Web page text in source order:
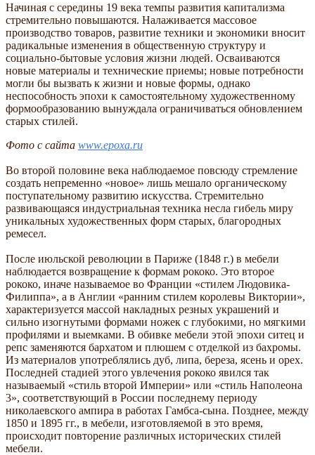
Начиная с середины 19 века темпы развития капитализма
стремительно повышаются. Налаживается массовое
производство товаров, развитие техники и экономики вносит
радикальные изменения в общественную структуру и
социально-бытовые условия жизни людей. Осваиваются
новые материалы и технические приемы; новые потребности
могли бы вызвать к жизни и новые формы, однако
неспособность эпохи к самостоятельному художественному
формообразованию вынуждала ограничиваться обновлением
старых стилей.
Фото с сайта www.epoxa.ru
Во второй половине века наблюдаемое повсюду стремление
создать непременно «новое» лишь мешало органическому
поступательному развитию искусства. Стремительно
развивающаяся индустриальная техника несла гибель миру
уникальных художественных форм старых, благородных
ремесел.
После июльской революции в Париже (1848 г.) в мебели
наблюдается возвращение к формам рококо. Это второе
рококо, иначе называемое во Франции «стилем Людовика-
Филиппа», а в Англии «ранним стилем королевы Виктории»,
характеризуется массой накладных резных украшений и
сильно изогнутыми формами ножек с глубокими, но мягкими
профилями и выемками. В обивке мебели этой эпохи ситец и
репс заменяются бархатом и плюшем с отделкой из бахромы.
Из материалов употреблялись дуб, липа, береза, ясень и орех.
Последней стадией этого увлечения рококо явился так
называемый «стиль второй Империи» или «стиль Наполеона
3», соответствующий в России последнему периоду
николаевского ампира в работах Гамбса-сына. Позднее, между
1850 и 1895 гг., в мебели, изготовляемой в это время,
происходит повторение различных исторических стилей
мебели.